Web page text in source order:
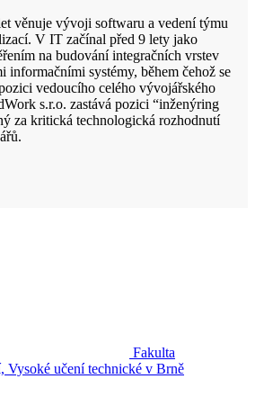
věnuje vývoji softwaru a vedení týmu
V IT začínal před 9 lety jako
na budování integračních vrstev
informačními systémy, během čehož se
vedoucího celého vývojářského
s.r.o. zastává pozici “inženýring
za kritická technologická rozhodnutí
Fakulta
Vysoké učení technické v Brně